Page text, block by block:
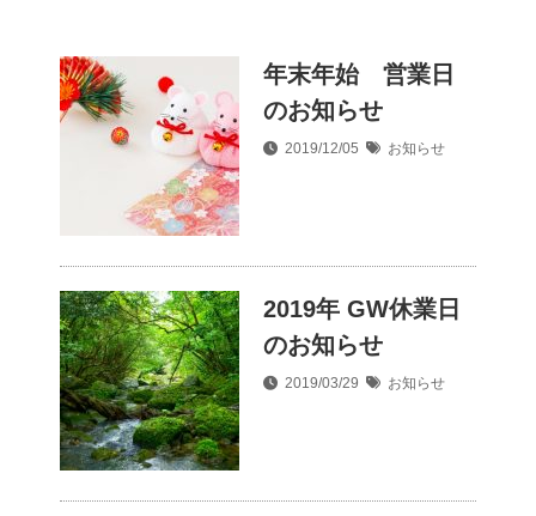
年末年始 営業日
のお知らせ
2019/12/05 お知らせ
2019年 GW休業日
のお知らせ
2019/03/29 お知らせ